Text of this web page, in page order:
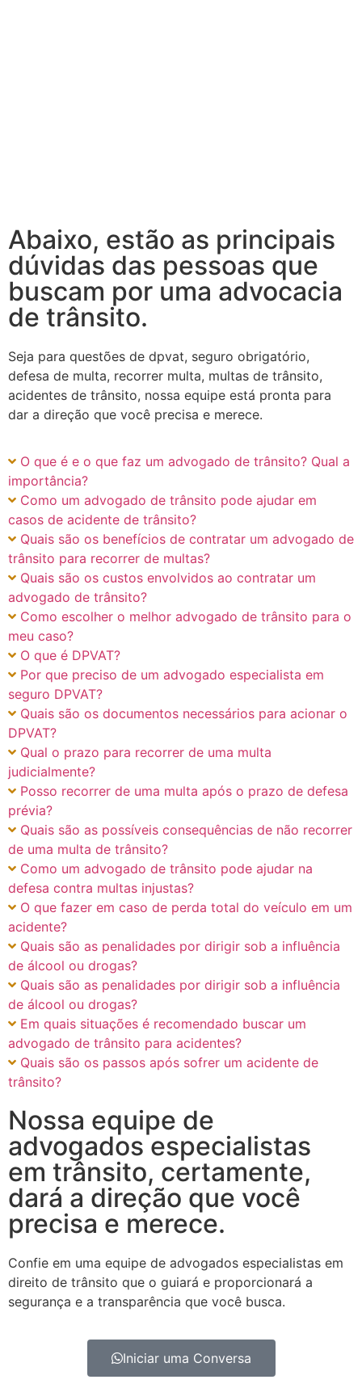
Abaixo, estão as principais
dúvidas das pessoas que
buscam por uma advocacia
de trânsito.
Seja para questões de dpvat, seguro obrigatório,
defesa de multa, recorrer multa, multas de trânsito,
acidentes de trânsito, nossa equipe está pronta para
dar a direção que você precisa e merece.
O que é e o que faz um advogado de trânsito? Qual a
importância?
Como um advogado de trânsito pode ajudar em
casos de acidente de trânsito?
Quais são os benefícios de contratar um advogado de
trânsito para recorrer de multas?
Quais são os custos envolvidos ao contratar um
advogado de trânsito?
Como escolher o melhor advogado de trânsito para o
meu caso?
O que é DPVAT?
Por que preciso de um advogado especialista em
seguro DPVAT?
Quais são os documentos necessários para acionar o
DPVAT?
Qual o prazo para recorrer de uma multa
judicialmente?
Posso recorrer de uma multa após o prazo de defesa
prévia?
Quais são as possíveis consequências de não recorrer
de uma multa de trânsito?
Como um advogado de trânsito pode ajudar na
defesa contra multas injustas?
O que fazer em caso de perda total do veículo em um
acidente?
Quais são as penalidades por dirigir sob a influência
de álcool ou drogas?
Quais são as penalidades por dirigir sob a influência
de álcool ou drogas?
Em quais situações é recomendado buscar um
advogado de trânsito para acidentes?
Quais são os passos após sofrer um acidente de
trânsito?
Nossa equipe de
advogados especialistas
em trânsito, certamente,
dará a direção que você
precisa e merece.
Confie em uma equipe de advogados especialistas em
direito de trânsito que o guiará e proporcionará a
segurança e a transparência que você busca.
Iniciar uma Conversa